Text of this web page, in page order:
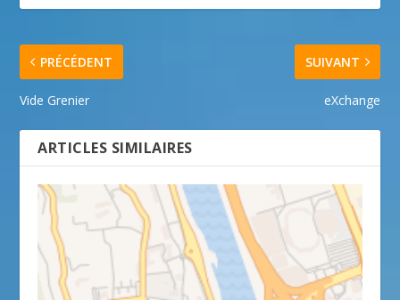
PRÉCÉDENT
Vide Grenier
SUIVANT
eXchange
ARTICLES SIMILAIRES